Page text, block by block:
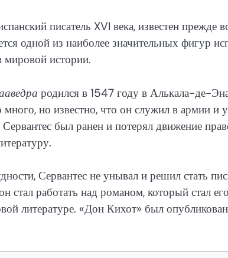
писатель XVI века, известен прежде
одной из наиболее значительных фигур
мировой истории.
родился в 1547 году в Алькала-де-
много, но известно, что он служил в армии и
был ранен и потерял движение
Сервантес не унывал и решил стать
стал работать над романом, который стал
литературе. «Дон Кихот» был